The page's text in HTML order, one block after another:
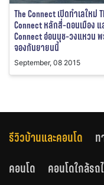
The Connect เปิดทำเลใหม่
Connect หลักสี่-ดอนเมือง แ
Connect อ่อนนุช-วงแหวน
จองกันยายนนี้
September, 08 2015
รีวิวบ้านและคอนโด ท
คอนโด
คอนโดใกล้ร